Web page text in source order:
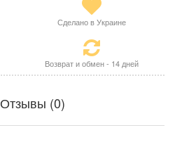
Сделано в Украине
Возврат и обмен - 14 дней
Отзывы (0)